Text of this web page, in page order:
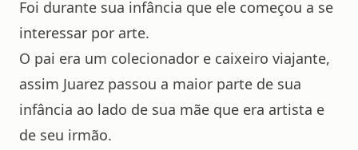
Foi durante sua infância que ele começou a se
interessar por arte.
O pai era um colecionador e caixeiro viajante,
assim Juarez passou a maior parte de sua
infância ao lado de sua mãe que era artista e
de seu irmão.